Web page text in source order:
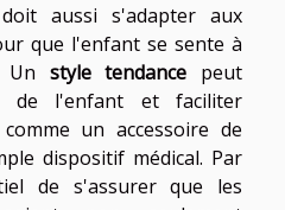
aussi s'adapter aux
que l'enfant se sente à
Un style tendance peut
de l'enfant et faciliter
un accessoire de
dispositif médical. Par
de s'assurer que les